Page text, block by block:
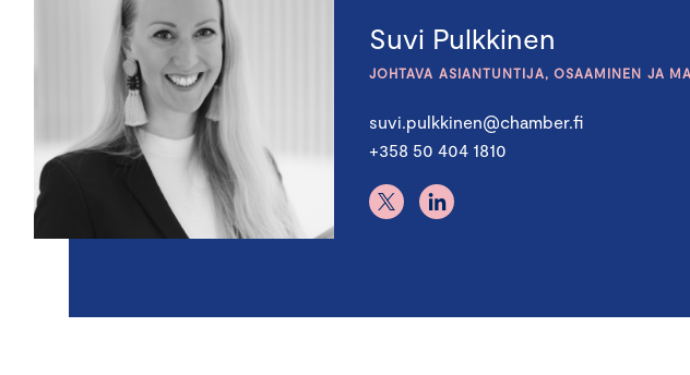
Suvi Pulkkinen
JOHTAVA ASIANTUNTIJA, OSAAMINEN JA
suvi.pulkkinen@chamber.fi
+358 50 404 1810